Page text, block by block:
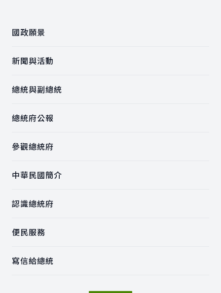
國政願景
新聞與活動
總統與副總統
總統府公報
參觀總統府
中華民國簡介
認識總統府
便民服務
寫信給總統